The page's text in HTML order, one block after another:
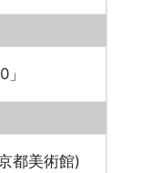
都美術館)